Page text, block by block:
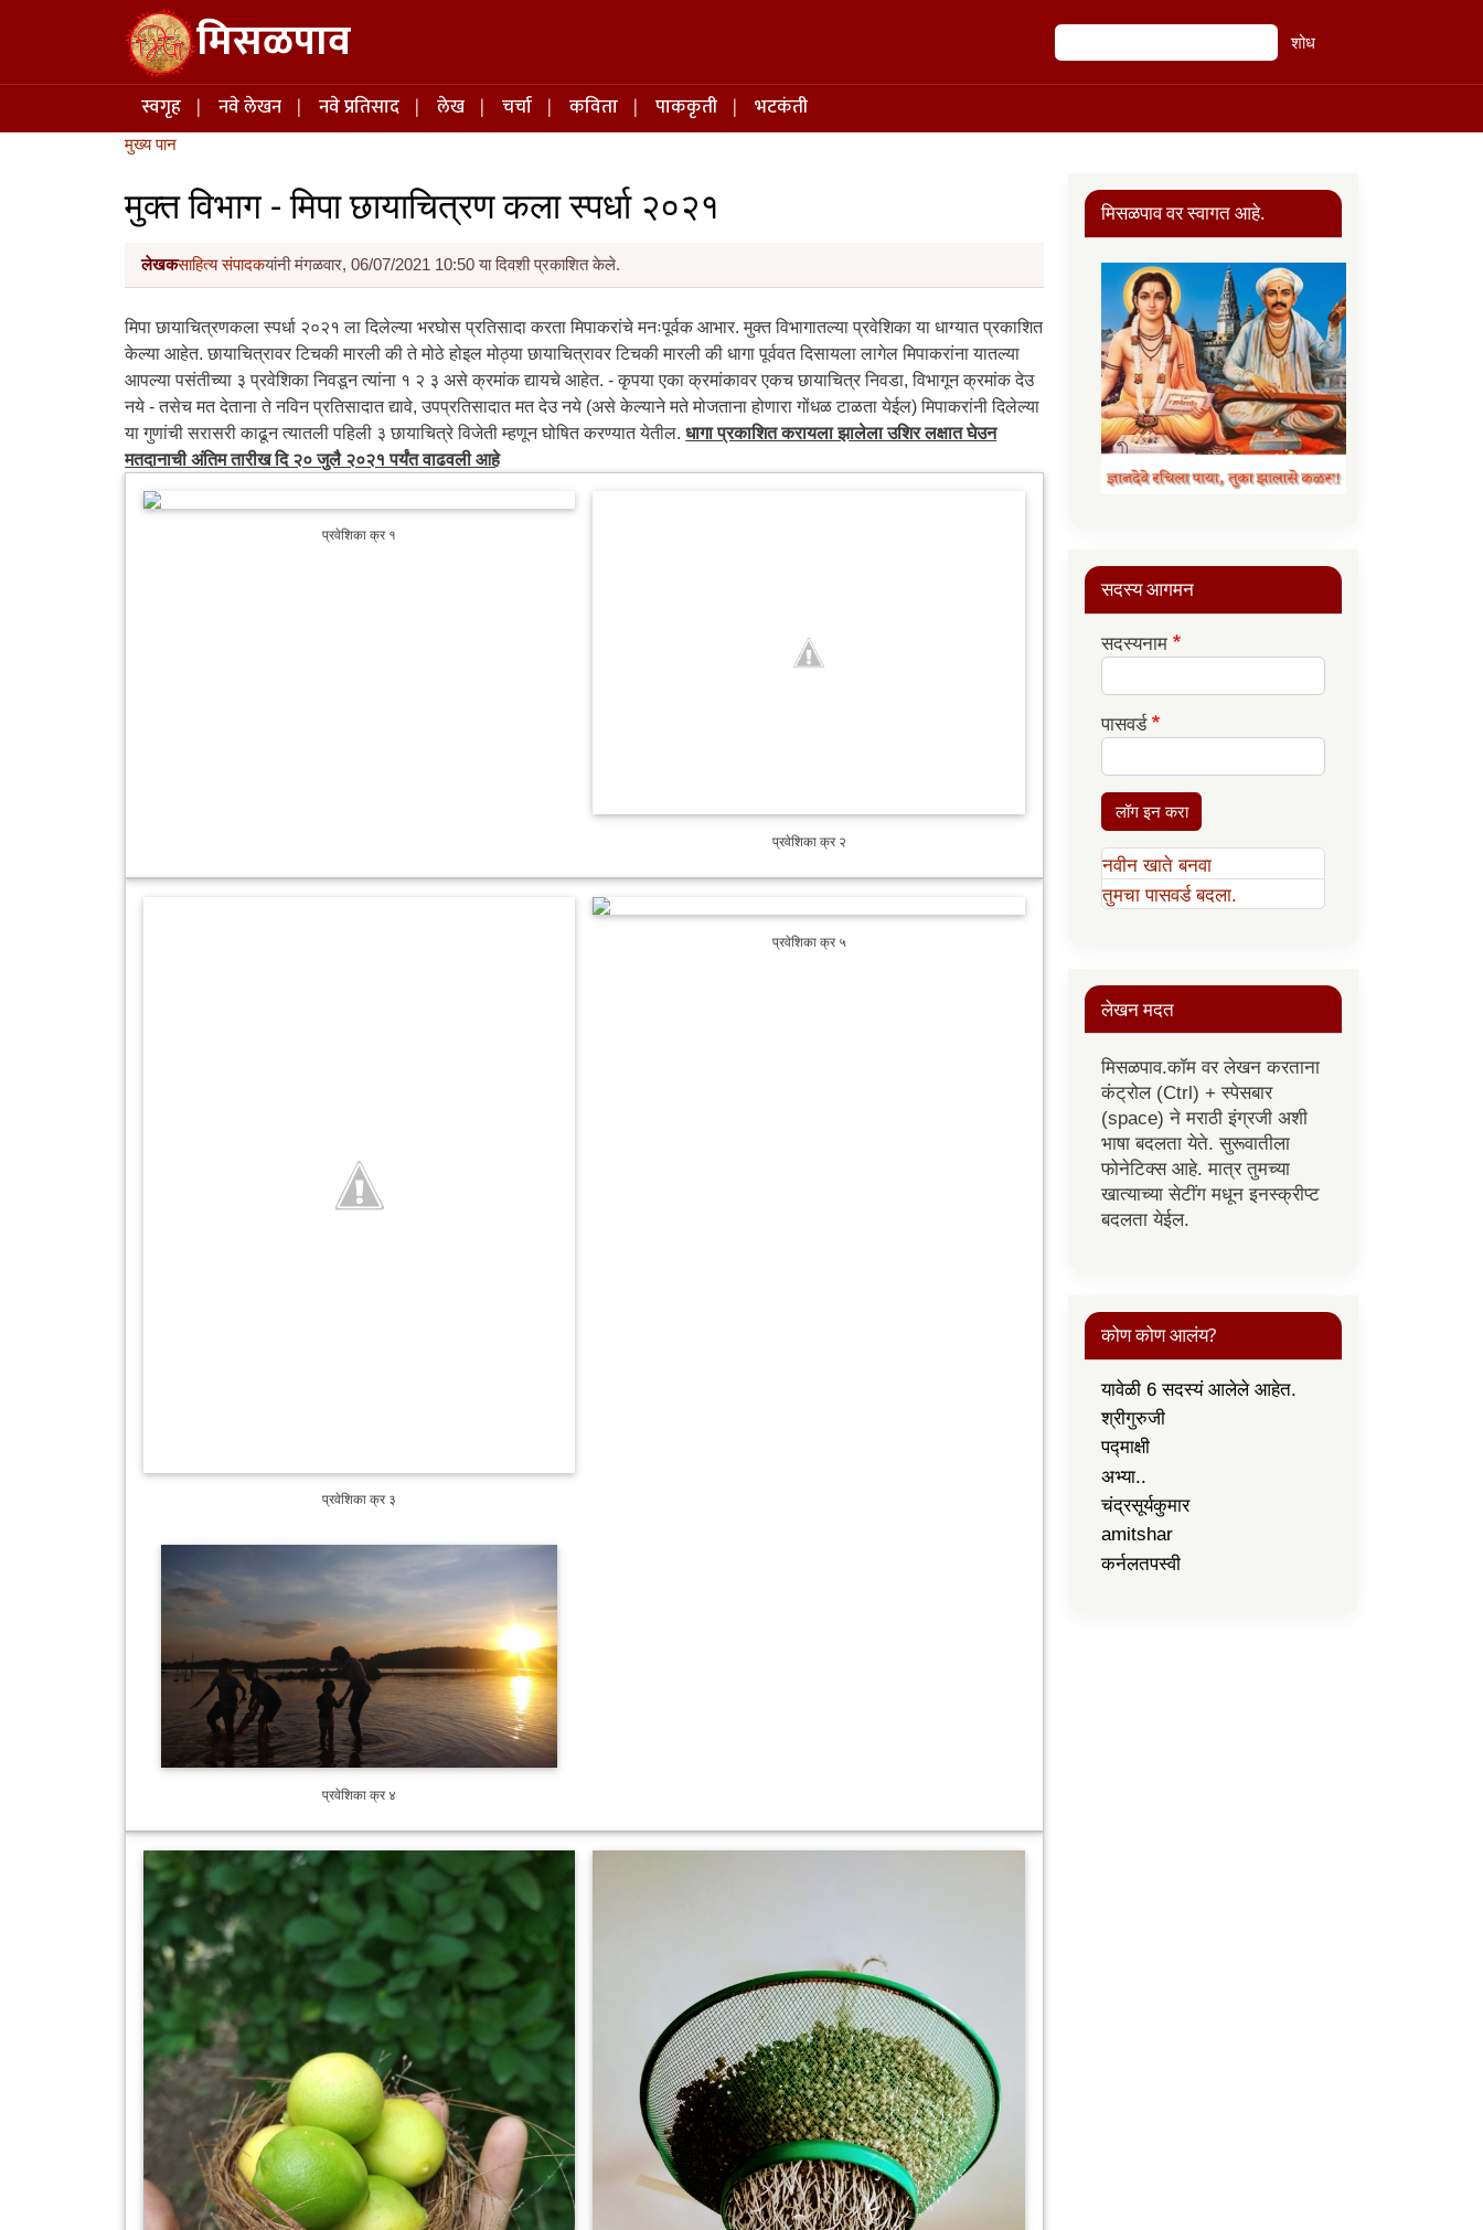
Skip to main content मिसळपाव शोध शोध
Main navigation
स्वगृह नवे लेखन नवे प्रतिसाद लेख चर्चा कविता पाककृती भटकंती
मुख्य पान
मुक्त विभाग - मिपा छायाचित्रण कला स्पर्धा २०२१
लेखकसाहित्य संपादकयांनी मंगळवार, 06/07/2021 10:50 या दिवशी प्रकाशित केले.
मिपा छायाचित्रणकला स्पर्धा २०२१ ला दिलेल्या भरघोस प्रतिसादा करता मिपाकरांचे मनःपूर्वक आभार. मुक्त विभागातल्या प्रवेशिका या धाग्यात प्रकाशित
केल्या आहेत. छायाचित्रावर टिचकी मारली की ते मोठे होइल मोठ्या छायाचित्रावर टिचकी मारली की धागा पूर्ववत दिसायला लागेल मिपाकरांना यातल्या
आपल्या पसंतीच्या ३ प्रवेशिका निवडून त्यांना १ २ ३ असे क्रमांक द्यायचे आहेत. - कृपया एका क्रमांकावर एकच छायाचित्र निवडा, विभागून क्रमांक देउ
नये - तसेच मत देताना ते नविन प्रतिसादात द्यावे, उपप्रतिसादात मत देउ नये (असे केल्याने मते मोजताना होणारा गोंधळ टाळता येईल) मिपाकरांनी दिलेल्या
या गुणांची सरासरी काढून त्यातली पहिली ३ छायाचित्रे विजेती म्हणून घोषित करण्यात येतील.धागा प्रकाशित करायला झालेला उशिर लक्षात घेउन
मतदानाची अंतिम तारीख दि २० जुलै २०२१ पर्यंत वाढवली आहे
प्रवेशिका क्र १
प्रवेशिका क्र २
प्रवेशिका क्र ३
प्रवेशिका क्र ४
प्रवेशिका क्र ५
मिसळपाव वर स्वागत आहे.
सदस्य आगमन
सदस्यनाम
पासवर्ड
लॉग इन करा
नवीन खाते बनवा
तुमचा पासवर्ड बदला.
लेखन मदत
मिसळपाव.कॉम वर लेखन करताना
कंट्रोल (Ctrl) + स्पेसबार
(space) ने मराठी इंग्रजी अशी
भाषा बदलता येते. सुरूवातीला
फोनेटिक्स आहे. मात्र तुमच्या
खात्याच्या सेटींग मधून इनस्क्रीप्ट
बदलता येईल.
कोण कोण आलंय?
यावेळी 6 सदस्यं आलेले आहेत.
श्रीगुरुजी
पद्माक्षी
अभ्या..
चंद्रसूर्यकुमार
amitshar
कर्नलतपस्वी